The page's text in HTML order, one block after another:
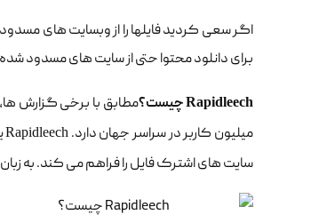
اگر سعی کردید فایلها را از وبسایت های مسدود
برای دانلود محتوا حتی از سایت های مسدود
Rapidleechچیست؟مطابق با برخی گزارش
میلیون کاربر در سراسر جهان دارد. Rapidleech
سایت های اشترک فایل را فراهم می کند. به